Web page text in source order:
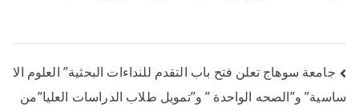
جامعة سوهاج تعلن فتح باب التقدم للنداءات البحثية” العلوم الا
ساسية” و”الصحه الواحدة ” و”تمويل طلاب الدراسات العليا”من